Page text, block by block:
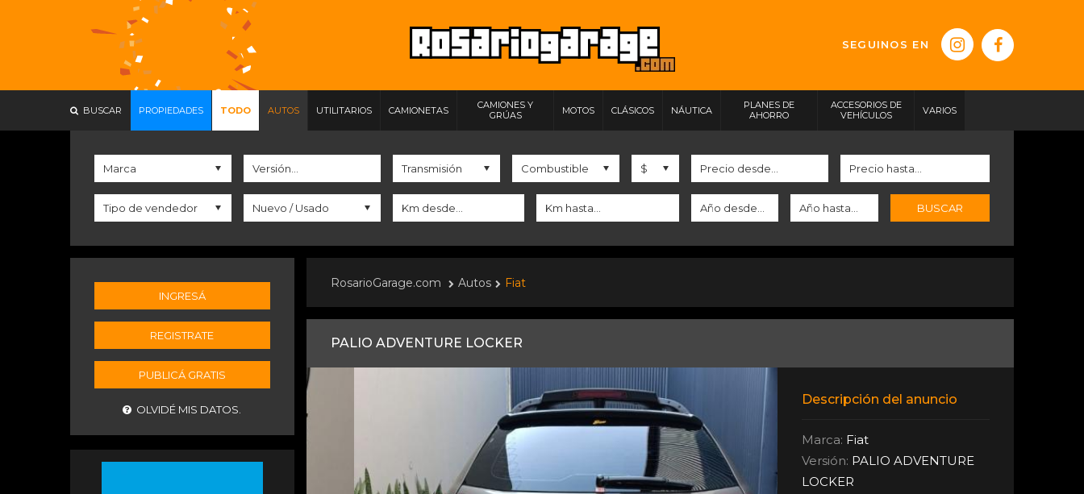
SEGUINOS EN
BUSCAR PROPIEDADES TODO AUTOS UTILITARIOS CAMIONETAS
CAMIONES Y
GRÚAS
MOTOS CLÁSICOS NÁUTICA
PLANES DE
AHORRO
ACCESORIOS DE
VEHÍCULOS
VARIOS
BUSCAR
INGRESÁ
REGISTRATE
PUBLICÁ GRATIS
OLVIDÉ MIS DATOS.
RosarioGarage.com Autos Fiat
PALIO ADVENTURE LOCKER
Descripción del anuncio
Marca: Fiat
Versión: PALIO ADVENTURE
LOCKER